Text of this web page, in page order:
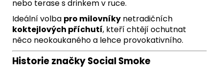
nebo terase s drinkem v ruce.
Ideální volba pro milovníky netradičních
koktejlových příchutí, kteří chtějí ochutnat
něco neokoukaného a lehce provokativního.
Historie značky Social Smoke